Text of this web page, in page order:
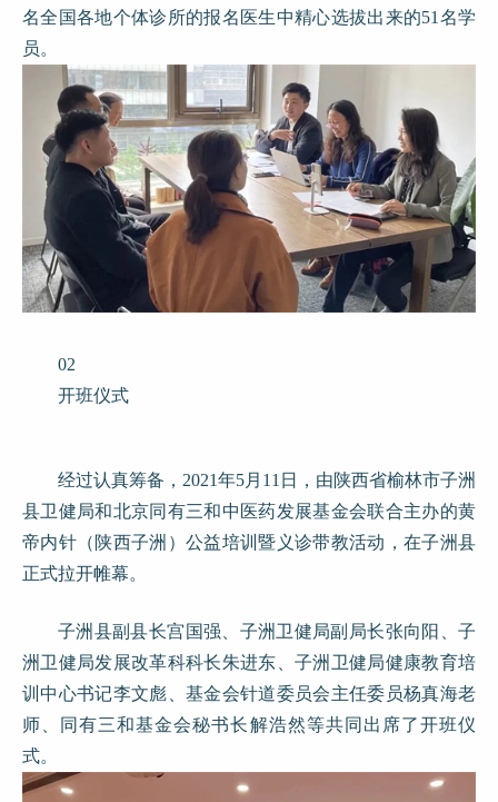
名全国各地个体诊所的报名医生中精心选拔出来的51名学
员。
02
开班仪式
经过认真筹备，2021年5月11日，由陕西省榆林市子洲
县卫健局和北京同有三和中医药发展基金会联合主办的黄
帝内针（陕西子洲）公益培训暨义诊带教活动，在子洲县
正式拉开帷幕。
子洲县副县长宫国强、子洲卫健局副局长张向阳、子
洲卫健局发展改革科科长朱进东、子洲卫健局健康教育培
训中心书记李文彪、基金会针道委员会主任委员杨真海老
师、同有三和基金会秘书长解浩然等共同出席了开班仪
式。